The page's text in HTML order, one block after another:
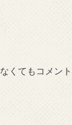
くてもコメン